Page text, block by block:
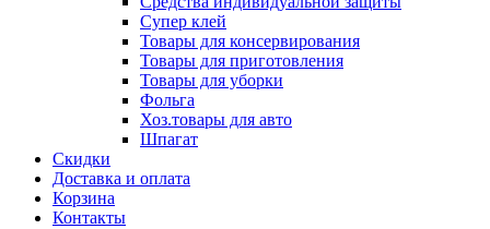
Супер клей
Товары для консервирования
Товары для приготовления
Товары для уборки
Фольга
Хоз.товары для авто
Шпагат
Скидки
Доставка и оплата
Корзина
Контакты